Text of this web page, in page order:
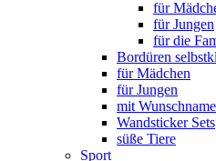
für
für Jungen
für die
Bordüren
für Mädchen
für Jungen
mit
Wandsticker Sets
süße Tiere
Sport